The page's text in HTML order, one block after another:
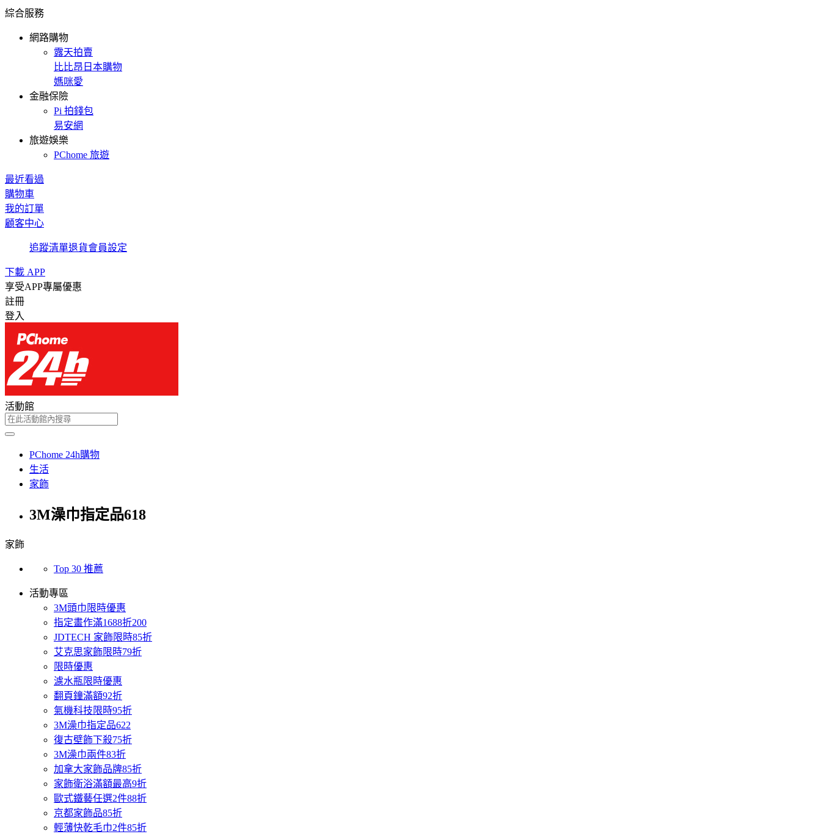
綜合服務
網路購物
露天拍賣
比比昂日本購物
媽咪愛
金融保險
Pi 拍錢包
易安網
旅遊娛樂
PChome 旅遊
最近看過
購物車
我的訂單
顧客中心
追蹤清單退貨會員設定
下載 APP
享受APP專屬優惠
註冊
登入
活動館
PChome 24h購物
生活
家飾
3M澡巾指定品618
家飾
Top 30 推薦
活動專區
3M頭巾限時優惠
指定畫作滿1688折200
JDTECH 家飾限時85折
艾克思家飾限時79折
限時優惠
濾水瓶限時優惠
翻頁鐘滿額92折
氣機科技限時95折
3M澡巾指定品622
復古壁飾下殺75折
3M澡巾兩件83折
加拿大家飾品牌85折
家飾衛浴滿額最高9折
歐式鐵藝任選2件88折
京都家飾品85折
輕薄快乾毛巾2件85折